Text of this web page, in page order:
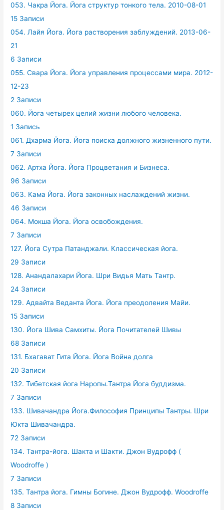
053. Чакра Йога. Йога структур тонкого тела. 2010-08-01
15 Записи
054. Лайя Йога. Йога растворения заблуждений. 2013-06-
21
6 Записи
055. Свара Йога. Йога управления процессами мира. 2012-
12-23
2 Записи
060. Йога четырех целий жизни любого человека.
1 Запись
061. Дхарма Йога. Йога поиска должного жизненного пути.
7 Записи
062. Артха Йога. Йога Процветания и Бизнеса.
96 Записи
063. Кама Йога. Йога законных наслаждений жизни.
46 Записи
064. Мокша Йога. Йога освобождения.
7 Записи
127. Йога Сутра Патанджали. Классическая йога.
29 Записи
128. Анандалахари Йога. Шри Видья Мать Тантр.
24 Записи
129. Адвайта Веданта Йога. Йога преодоления Майи.
15 Записи
130. Йога Шива Самхиты. Йога Почитателей Шивы
68 Записи
131. Бхагават Гита Йога. Йога Война долга
20 Записи
132. Тибетская йога Наропы.Тантра Йога буддизма.
7 Записи
133. Шивачандра Йога.Философия Принципы Тантры. Шри
Юкта Шивачандра.
72 Записи
134. Тантра-йога. Шакта и Шакти. Джон Вудрофф (
Woodroffe )
7 Записи
135. Тантра йога. Гимны Богине. Джон Вудрофф. Woodroffe
8 Записи